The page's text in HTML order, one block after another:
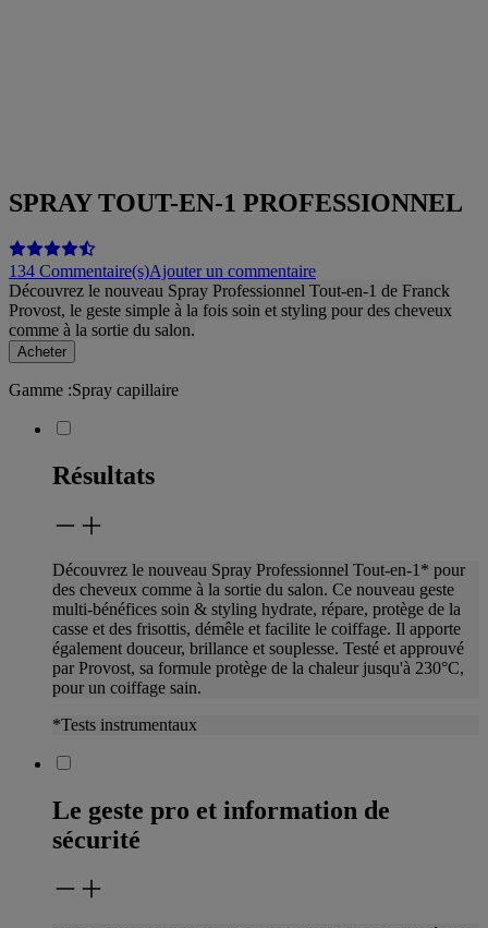
SPRAY TOUT-EN-1 PROFESSIONNEL​
134 Commentaire(s)Ajouter un commentaire
Découvrez le nouveau Spray Professionnel Tout-en-1 de Franck
Provost, le geste simple à la fois soin et styling pour des cheveux
comme à la sortie du salon.
Acheter
Gamme :Spray capillaire
Résultats
Découvrez le nouveau Spray Professionnel Tout-en-1* pour
des cheveux comme à la sortie du salon. Ce nouveau geste
multi-bénéfices soin & styling hydrate, répare, protège de la
casse et des frisottis, démêle et facilite le coiffage. Il apporte
également douceur, brillance et souplesse. Testé et approuvé
par Provost, sa formule protège de la chaleur jusqu'à 230°C,
pour un coiffage sain.
*Tests instrumentaux
Le geste pro et information de
sécurité